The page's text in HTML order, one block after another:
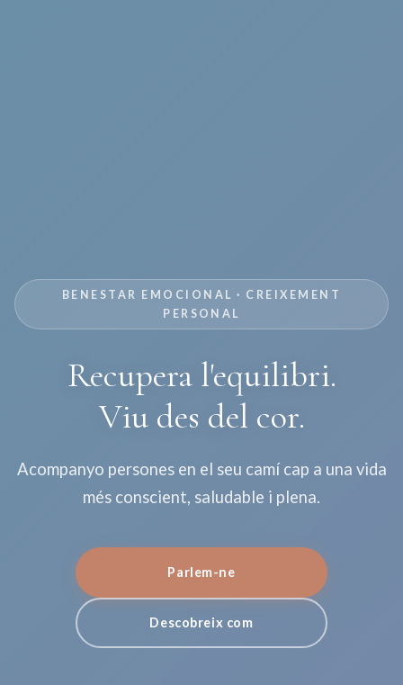
BENESTAR EMOCIONAL · CREIXEMENT
PERSONAL
Recupera l'equilibri.
Viu des del cor.
Acompanyo persones en el seu camí cap a una vida
més conscient, saludable i plena.
Parlem-ne
Descobreix com